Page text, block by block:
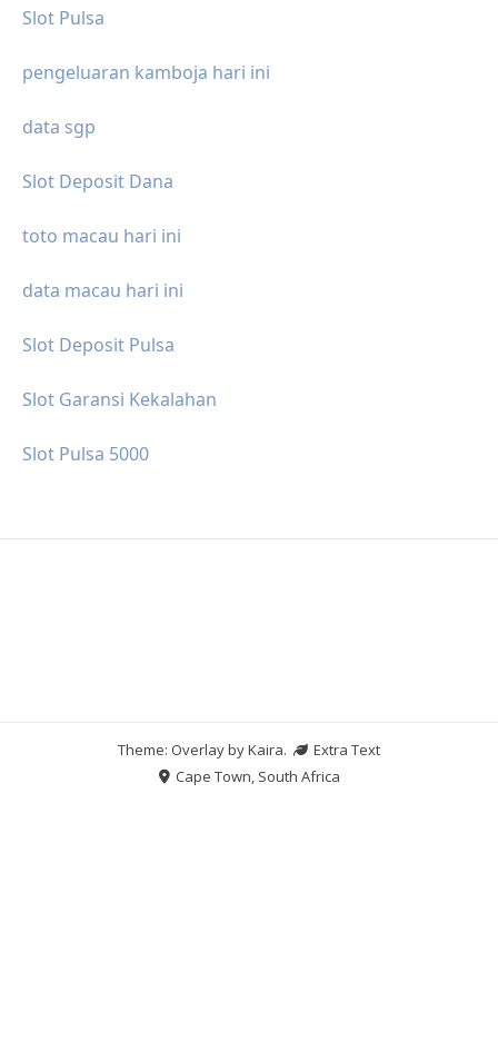
Slot Pulsa
pengeluaran kamboja hari ini
data sgp
Slot Deposit Dana
toto macau hari ini
data macau hari ini
Slot Deposit Pulsa
Slot Garansi Kekalahan
Slot Pulsa 5000
Theme: Overlay byKaira.
Extra Text
Cape Town, South Africa